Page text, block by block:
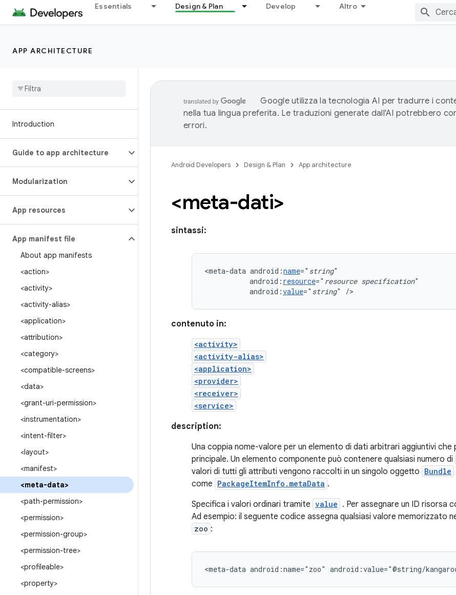
Essentials Design & Plan Develop Altro
APP ARCHITECTURE
Introduction
Guide to app architecture
Modularization
App resources
App manifest file
About app manifests
<action>
<activity>
<activity-alias>
<application>
<attribution>
<category>
<compatible-screens>
<data>
<grant-uri-permission>
<instrumentation>
<intent-filter>
<layout>
<manifest>
<meta-data>
<path-permission>
<permission>
<permission-group>
<permission-tree>
<profileable>
<property>
Google utilizza la tecnologia AI per tradurre i
nella tua lingua preferita. Le traduzioni generate dall'AI potrebbero
errori.
Android Developers Design & Plan App architecture
<meta-dati>
sintassi:
<meta-data android:name=" string
android: resource=" resource specification
android:value=" string" />
contenuto in:
<activity>
<activity-alias>
<application>
<provider>
<receiver>
<service>
description:
Una coppia nome-valore per un elemento di dati arbitrari aggiuntivi
principale. Un elemento componente può contenere qualsiasi numero di
valori di tutti gli attributi vengono raccolti in un singolo oggetto Bundle
come PackageItemInfo.metaData .
Specifica i valori ordinari tramite value . Per assegnare un ID risorsa
Ad esempio: il seguente codice assegna qualsiasi valore memorizzato
zoo :
<meta-data android:name="zoo" android:value="@string/